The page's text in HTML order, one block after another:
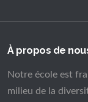
À propos de
Notre école est
milieu de la